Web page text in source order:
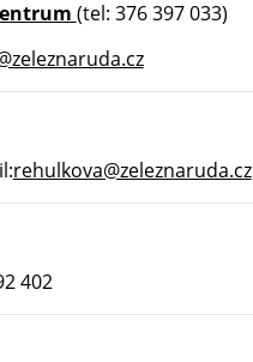
(tel: 376 397 033)
rehulkova@zeleznaruda.cz
402